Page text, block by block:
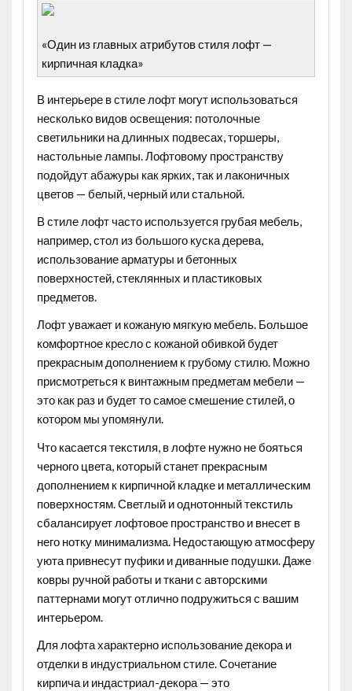
«Один из главных атрибутов стиля лофт —
кирпичная кладка»
В интерьере в стиле лофт могут использоваться
несколько видовосвещения: потолочные
светильники на длинных подвесах, торшеры,
настольные лампы. Лофтовому пространству
подойдут абажуры как ярких, так и лаконичных
цветов — белый, черный или стальной.
В стиле лофт часто используется грубая мебель,
например, стол из большого куска дерева,
использование арматуры и бетонных
поверхностей, стеклянных и пластиковых
предметов.
Лофт уважает и кожаную мягкую мебель. Большое
комфортное кресло с кожаной обивкой будет
прекрасным дополнением к грубому стилю. Можно
присмотреться к винтажным предметам мебели —
это как раз и будет то самое смешение стилей, о
котором мы упомянули.
Что касается текстиля, в лофте нужно не бояться
черного цвета, который станет прекрасным
дополнением к кирпичной кладке и металлическим
поверхностям. Светлый и однотонный текстиль
сбалансирует лофтовое пространство и внесет в
него нотку минимализма. Недостающую атмосферу
уюта привнесут пуфики и диванные подушки. Даже
ковры ручной работы и ткани с авторскими
паттернами могут отлично подружиться с вашим
интерьером.
Для лофта характерно использование декора и
отделки в индустриальном стиле. Сочетание
кирпича и индастриал-декора — это